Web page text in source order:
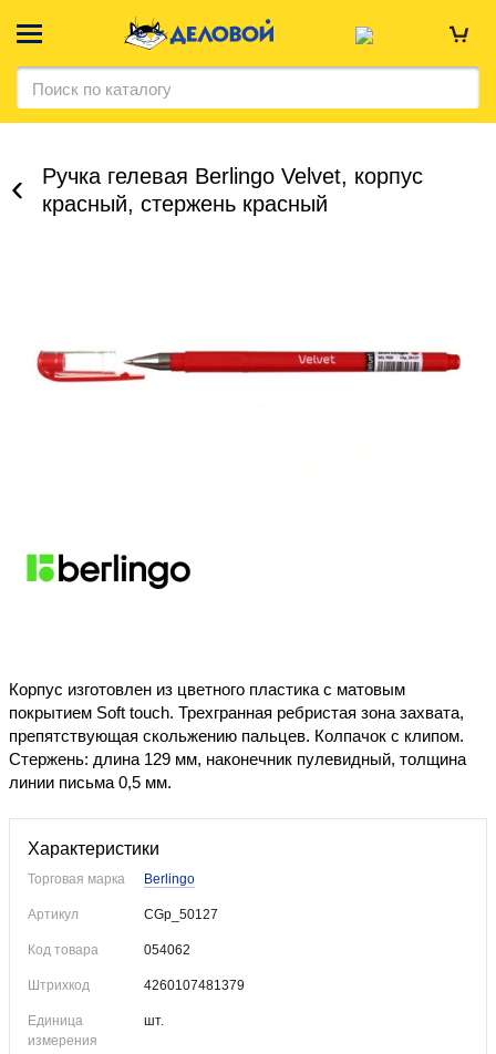
Ручка гелевая Berlingo Velvet, корпус
красный, стержень красный
Уже купили
Корпус изготовлен из цветного пластика с матовым
покрытием Soft touch. Трехгранная ребристая зона захвата,
препятствующая скольжению пальцев. Колпачок с клипом.
Стержень: длина 129 мм, наконечник пулевидный, толщина
линии письма 0,5 мм.
Характеристики
Торговая марка Berlingo
Артикул CGp_50127
Код товара 054062
Штрихкод 4260107481379
Единица
измерения
шт.